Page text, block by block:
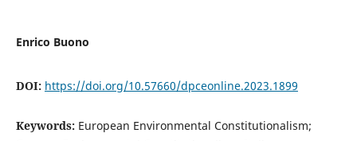
Enrico Buono
DOI: https://doi.org/10.57660/dpceonline.2023.1899
Keywords: European Environmental Constitutionalism;